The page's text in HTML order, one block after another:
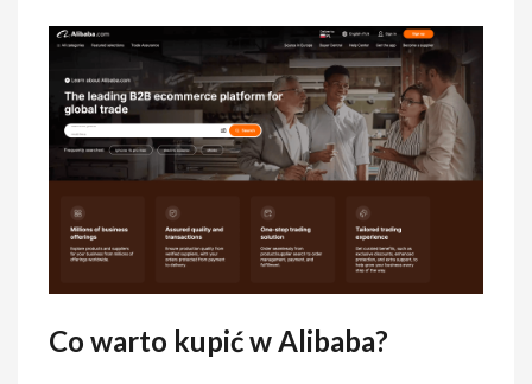
Co warto kupić w Alibaba?